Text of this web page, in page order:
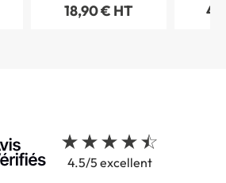
18,90 € HT
4.5/5 excellent